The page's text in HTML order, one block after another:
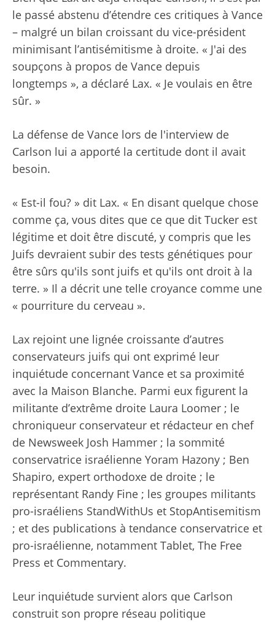
le passé abstenu d’étendre ces critiques à Vance
– malgré un bilan croissant du vice-président
minimisant l’antisémitisme à droite. « J'ai des
soupçons à propos de Vance depuis
longtemps », a déclaré Lax. « Je voulais en être
sûr. »
La défense de Vance lors de l'interview de
Carlson lui a apporté la certitude dont il avait
besoin.
« Est-il fou? » dit Lax. « En disant quelque chose
comme ça, vous dites que ce que dit Tucker est
légitime et doit être discuté, y compris que les
Juifs devraient subir des tests génétiques pour
être sûrs qu'ils sont juifs et qu'ils ont droit à la
terre. » Il a décrit une telle croyance comme une
« pourriture du cerveau ».
Lax rejoint une lignée croissante d’autres
conservateurs juifs qui ont exprimé leur
inquiétude concernant Vance et sa proximité
avec la Maison Blanche. Parmi eux figurent la
militante d’extrême droite Laura Loomer ; le
chroniqueur conservateur et rédacteur en chef
de Newsweek Josh Hammer ; la sommité
conservatrice israélienne Yoram Hazony ; Ben
Shapiro, expert orthodoxe de droite ; le
représentant Randy Fine ; les groupes militants
pro-israéliens StandWithUs et StopAntisemitism
; et des publications à tendance conservatrice et
pro-israélienne, notamment Tablet, The Free
Press et Commentary.
Leur inquiétude survient alors que Carlson
construit son propre réseau politique